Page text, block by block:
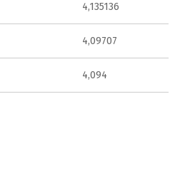
4,135136
4,09707
4,094